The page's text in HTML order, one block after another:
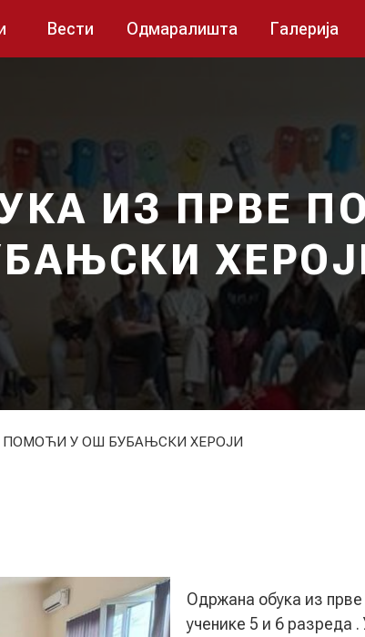
Вести Одмаралишта Галерија
ИЗ ПРВЕ
У ОШ БУБАЊСКИ ХЕРОЈИ
Одржана обука из
ученике 5 и 6 разреда